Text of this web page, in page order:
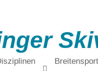
Breitensport